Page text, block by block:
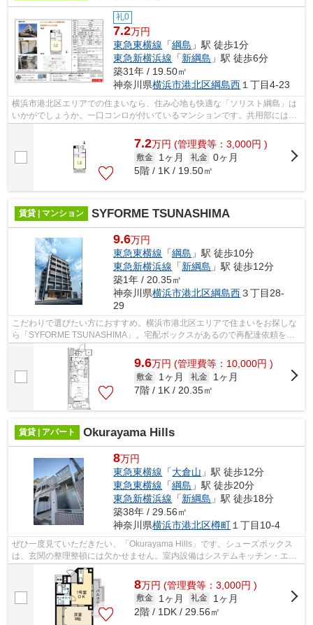
礼0
7.2万円
東急東横線 「綱島 」駅 徒歩1分
東急新横浜線 「新綱島 」駅 徒歩6分
築31年 / 19.50㎡
神奈川県横浜市港北区綱島西 １丁目4-23
横浜市港北区エリアでの住まいなら、住み心地も快適な「ソリスト綱島」は
いかがでしょうか。一口コンロが付いているマンションです。共用部にはエ
レベータ・バイク置場などが揃ってお...
7.2万円 (管理費等：3,000円 )
敷金 1ヶ月 礼金 0ヶ月
5階 / 1K / 19.50㎡
賃貸 | マンション SYFORME TSUNASHIMA
9.6万円
東急東横線 「綱島 」駅 徒歩10分
東急新横浜線 「新綱島 」駅 徒歩12分
築1年 / 20.35㎡
神奈川県横浜市港北区綱島西３丁目28-
29
こだわりで選びたい方におすすめ。横浜市港北区エリアで住まいをお探しな
ら「SYFORME TSUNASHIMA」。宅配ボックスがあるので再配達依頼をす
る手間が省けます。駅より徒歩10分で帰宅で...
9.6万円 (管理費等：10,000円 )
敷金 1ヶ月 礼金
1ヶ月
7階 / 1K / 20.35㎡
賃貸 | アパート Okurayama Hills
8万円
東急東横線 「大倉山 」駅 徒歩12分
東急東横線 「綱島 」駅 徒歩20分
東急新横浜線 「新綱島 」駅 徒歩18分
築38年 / 29.56㎡
神奈川県横浜市港北区樽町１丁目10-4
ぜひ一度見ていただきたい、「Okurayama Hills」です。シューズボックス
は、玄関の整理整頓には欠かせません。室内設備はシステムキッチン・エア
コンなど大変充実しております。こちら...
8万円 (管理費等：3,000円 )
敷金 1ヶ月 礼金
1ヶ月
2階 / 1DK / 29.56㎡